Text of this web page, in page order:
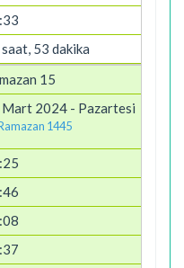
53 dakika
15
Mart 2024 - Pazartesi
1445